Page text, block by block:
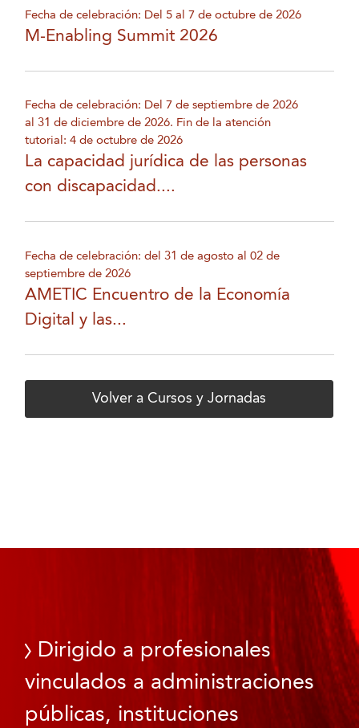
Fecha de celebración: Del 5 al 7 de octubre de 2026
M-Enabling Summit 2026
Fecha de celebración: Del 7 de septiembre de 2026
al 31 de diciembre de 2026. Fin de la atención
tutorial: 4 de octubre de 2026
La capacidad jurídica de las personas
con discapacidad....
Fecha de celebración: del 31 de agosto al 02 de
septiembre de 2026
AMETIC Encuentro de la Economía
Digital y las...
Volver a Cursos y Jornadas
Dirigido a profesionales
vinculados a administraciones
públicas, instituciones